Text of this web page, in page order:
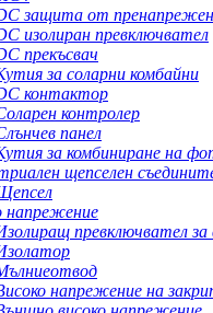
защита от
изолиран превключвател
прекъсвач
за соларни комбайни
контактор
контролер
панел
за комбиниране на
щепселен
напрежение
превключвател за
напрежение на